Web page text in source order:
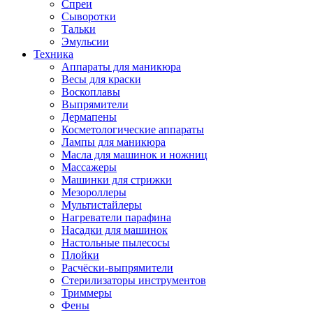
Спреи
Сыворотки
Тальки
Эмульсии
Техника
Аппараты для маникюра
Весы для краски
Воскоплавы
Выпрямители
Дермапены
Косметологические аппараты
Лампы для маникюра
Масла для машинок и ножниц
Массажеры
Машинки для стрижки
Мезороллеры
Мультистайлеры
Нагреватели парафина
Насадки для машинок
Настольные пылесосы
Плойки
Расчёски-выпрямители
Стерилизаторы инструментов
Триммеры
Фены